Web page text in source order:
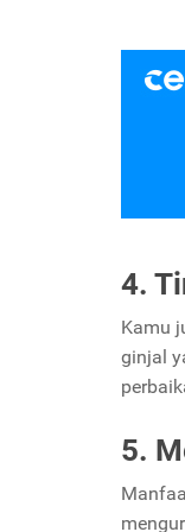
4.
Kamu
ginjal
5.